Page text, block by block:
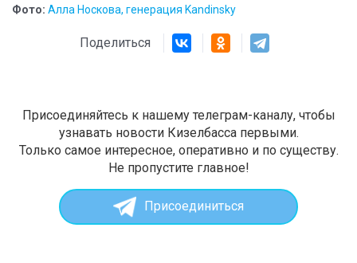
Фото: Алла Носкова, генерация Kandinsky
Поделиться
Присоединяйтесь к нашему телеграм-каналу, чтобы
узнавать новости Кизелбасса первыми.
Только самое интересное, оперативно и по существу.
Не пропустите главное!
Присоединиться